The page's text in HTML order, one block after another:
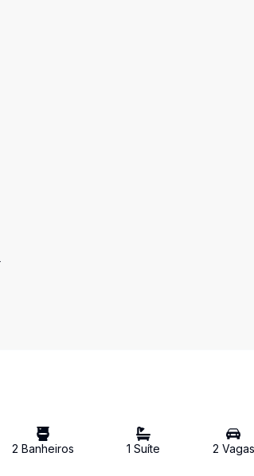
2 Banheiros 1 Suíte 2 Vagas